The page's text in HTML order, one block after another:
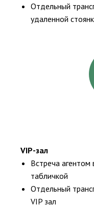
Отдельный
удаленной
VIP-зал
Встреча агентом
табличкой
Отдельный
VIP зал